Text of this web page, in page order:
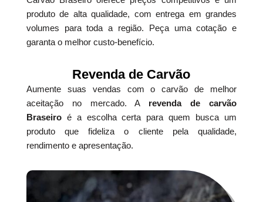
produto de alta qualidade, com entrega em grandes
volumes para toda a região. Peça uma cotação e
garanta o melhor custo-benefício.
Revenda de Carvão
Aumente suas vendas com o carvão de melhor
aceitação no mercado. A revenda de carvão
Braseiroé a escolha certa para quem busca um
produto que fideliza o cliente pela qualidade,
rendimento e apresentação.